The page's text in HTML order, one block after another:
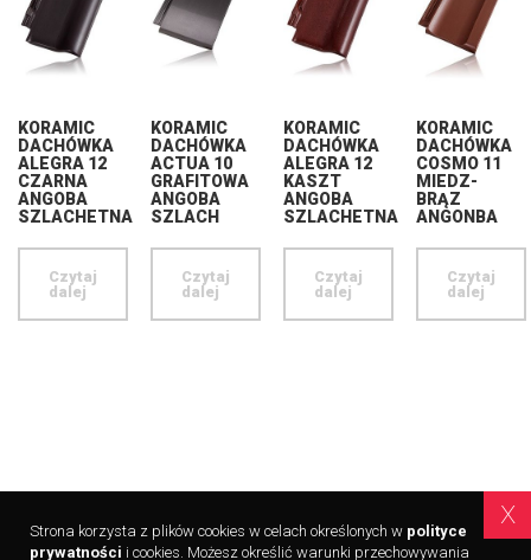
KORAMIC
DACHÓWKA
ALEGRA 12
CZARNA
ANGOBA
SZLACHETNA
Czytaj
dalej
KORAMIC
DACHÓWKA
ACTUA 10
GRAFITOWA
ANGOBA
SZLACH
Czytaj
dalej
KORAMIC
DACHÓWKA
ALEGRA 12
KASZT
ANGOBA
SZLACHETNA
Czytaj
dalej
KORAMIC
DACHÓWKA
COSMO 11
MIEDZ-
BRĄZ
ANGONBA
Czytaj
dalej
Copyright © 2015 - 2026 Hurtownia Jaro | Wszelkie prawa
zastrzeżone
x
Strona korzysta z plików cookies w celach określonych w polityce
prywatności i cookies. Możesz określić warunki przechowywania